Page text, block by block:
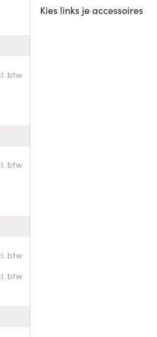
btw
btw
btw
btw
Kies links je accessoires